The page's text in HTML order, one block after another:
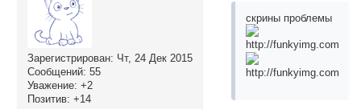
Зарегистрирован: Чт, 24 Дек 2015
Сообщений: 55
Уважение: +2
Позитив: +14
скрины проблемы